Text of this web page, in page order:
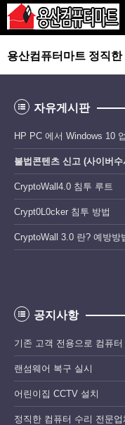
용산컴퓨터마트 정직한
자유게시판
불법콘텐츠 신고 (사이버
CryptoWall4.0 침투 루트
Crypt0L0cker 침투 방법
CryptoWall 3.0 란? 예방방
공지사항
기존 고객 전용으로 컴퓨
랜섬웨어 복구 실시
어린이집 CCTV 설치
정직한 컴퓨터 수리 전문업